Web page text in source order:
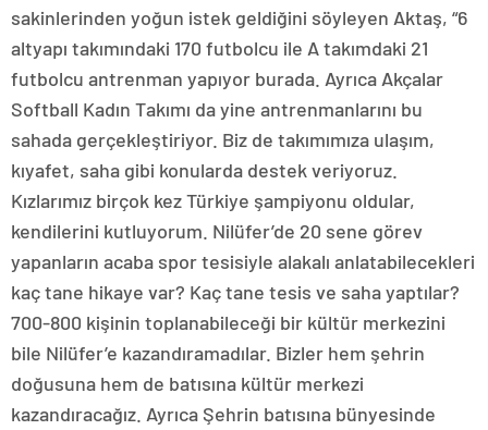
sakinlerinden yoğun istek geldiğini söyleyen Aktaş, “6
altyapı takımındaki 170 futbolcu ile A takımdaki 21
futbolcu antrenman yapıyor burada. Ayrıca Akçalar
Softball Kadın Takımı da yine antrenmanlarını bu
sahada gerçekleştiriyor. Biz de takımımıza ulaşım,
kıyafet, saha gibi konularda destek veriyoruz.
Kızlarımız birçok kez Türkiye şampiyonu oldular,
kendilerini kutluyorum. Nilüfer’de 20 sene görev
yapanların acaba spor tesisiyle alakalı anlatabilecekleri
kaç tane hikaye var? Kaç tane tesis ve saha yaptılar?
700-800 kişinin toplanabileceği bir kültür merkezini
bile Nilüfer’e kazandıramadılar. Bizler hem şehrin
doğusuna hem de batısına kültür merkezi
kazandıracağız. Ayrıca Şehrin batısına bünyesinde